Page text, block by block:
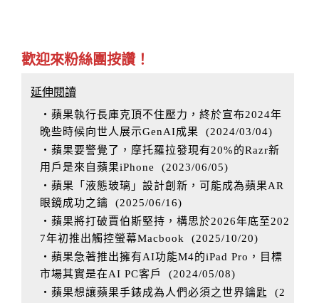
歡迎來粉絲團按讚！
延伸閱讀
‧蘋果執行長庫克頂不住壓力，終於宣布2024年
晚些時候向世人展示GenAI成果
(2024/03/04)
‧蘋果要警覺了，摩托羅拉發現有20%的Razr新
用戶是來自蘋果iPhone
(2023/06/05)
‧蘋果「液態玻璃」設計創新，可能成為蘋果AR
眼鏡成功之鑰 (2025/06/16)
‧蘋果將打破賈伯斯堅持，構思於2026年底至202
7年初推出觸控螢幕Macbook (2025/10/20)
‧蘋果急著推出擁有AI功能M4的iPad Pro，目標
市場其實是在AI PC客戶
(2024/05/08)
‧蘋果想讓蘋果手錶成為人們必須之世界鑰匙
(2